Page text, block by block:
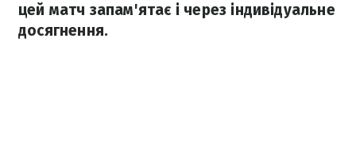
цей матч запам'ятає і через індивідуальне
досягнення.